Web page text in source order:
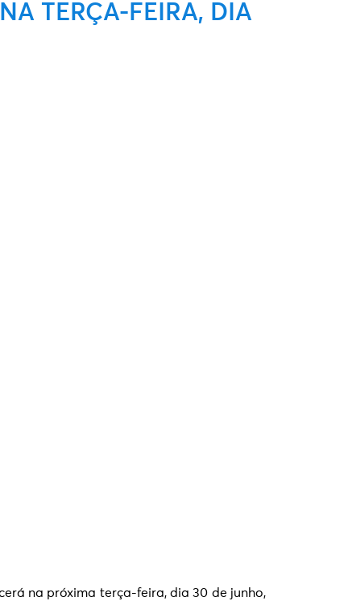
TERÇA-FEIRA, DIA
na próxima terça-feira, dia 30 de junho,